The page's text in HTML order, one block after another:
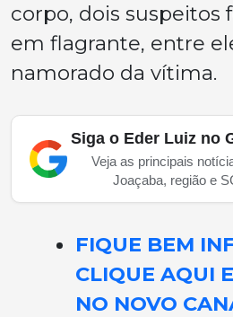
corpo, dois suspeitos
em flagrante, entre
namorado da vítima.
Siga o Eder Luiz no
Veja as principais
Joaçaba, região e
FIQUE BEM
CLIQUE AQUI
NO NOVO